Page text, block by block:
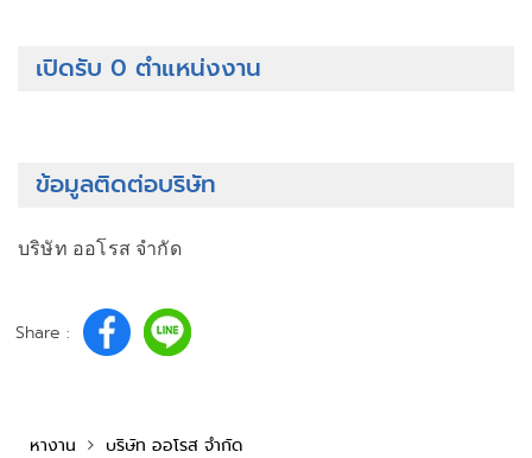
เปิดรับ 0 ตำแหน่งงาน
ข้อมูลติดต่อบริษัท
บริษัท ออโรส จำกัด
Share :
หางาน บริษัท ออโรส จำกัด